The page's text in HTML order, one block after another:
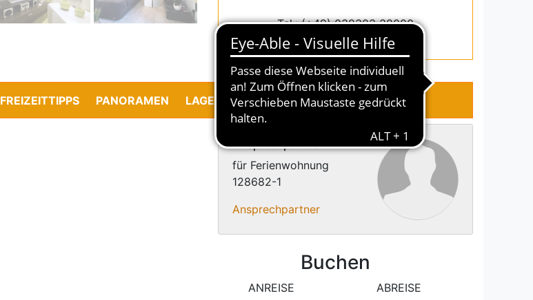
Tel.: (+49) 038303 38000
E-Mail: baabe@interdomizil.de
FREIZEITTIPPS PANORAMEN LAGE BEWERTUNGEN KONTAKT
Ansprechpartner
für Ferienwohnung
128682-1
Ansprechpartner
Buchen
ANREISE ABREISE